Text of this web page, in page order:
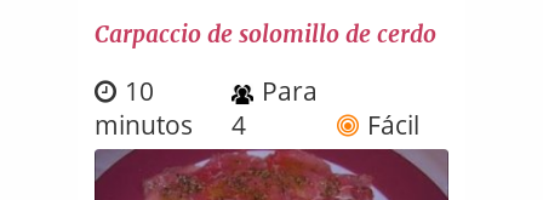
Carpaccio de solomillo de cerdo
10
minutos
Para
4
Fácil